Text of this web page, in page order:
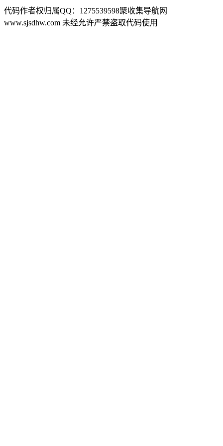
代码作者权归属QQ：1275539598聚收集导航网
www.sjsdhw.com 未经允许严禁盗取代码使用